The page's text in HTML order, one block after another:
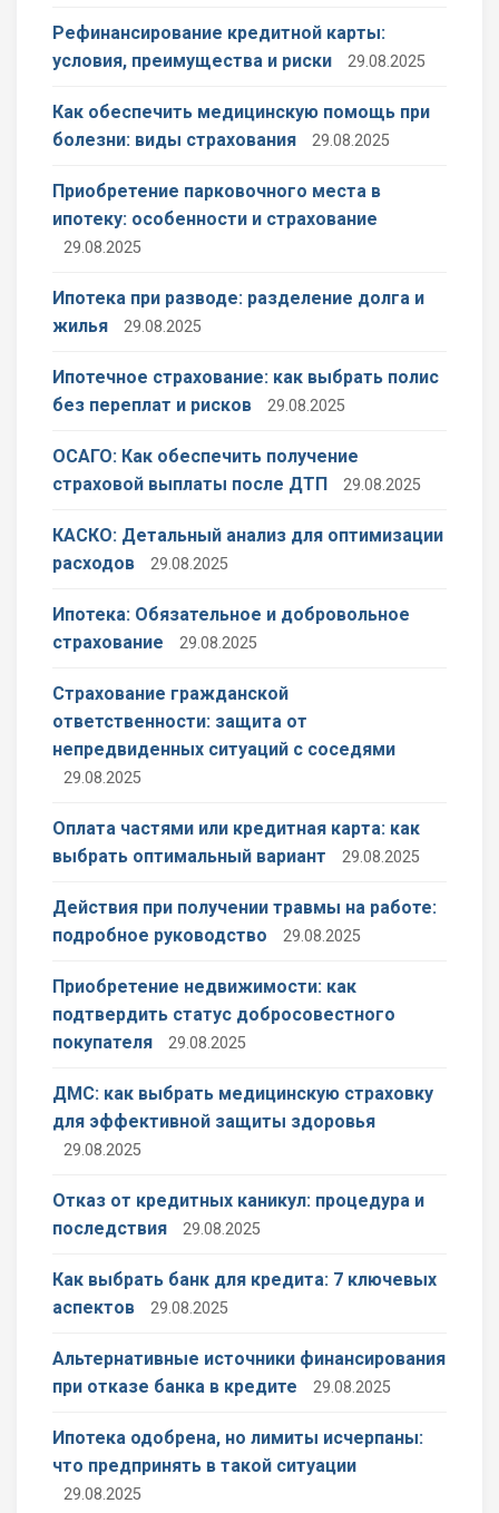
Рефинансирование кредитной карты:
условия, преимущества и риски
29.08.2025
Как обеспечить медицинскую помощь при
болезни: виды страхования
29.08.2025
Приобретение парковочного места в
ипотеку: особенности и страхование
29.08.2025
Ипотека при разводе: разделение долга и
жилья
29.08.2025
Ипотечное страхование: как выбрать полис
без переплат и рисков
29.08.2025
ОСАГО: Как обеспечить получение
страховой выплаты после ДТП
29.08.2025
КАСКО: Детальный анализ для оптимизации
расходов
29.08.2025
Ипотека: Обязательное и добровольное
страхование
29.08.2025
Страхование гражданской
ответственности: защита от
непредвиденных ситуаций с соседями
29.08.2025
Оплата частями или кредитная карта: как
выбрать оптимальный вариант
29.08.2025
Действия при получении травмы на работе:
подробное руководство
29.08.2025
Приобретение недвижимости: как
подтвердить статус добросовестного
покупателя
29.08.2025
ДМС: как выбрать медицинскую страховку
для эффективной защиты здоровья
29.08.2025
Отказ от кредитных каникул: процедура и
последствия
29.08.2025
Как выбрать банк для кредита: 7 ключевых
аспектов
29.08.2025
Альтернативные источники финансирования
при отказе банка в кредите
29.08.2025
Ипотека одобрена, но лимиты исчерпаны:
что предпринять в такой ситуации
29.08.2025